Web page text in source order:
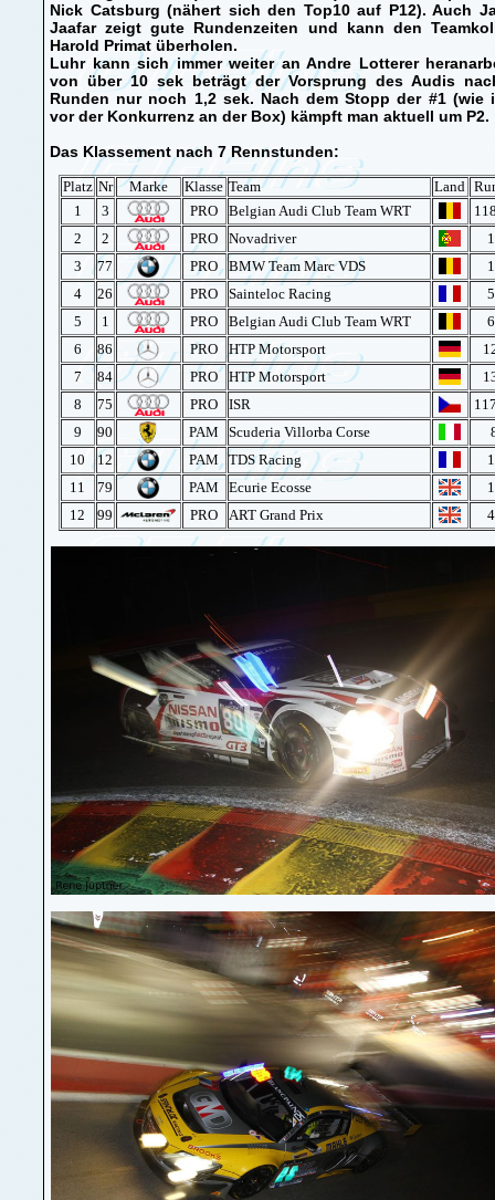
Nick Catsburg (nähert sich den Top10 auf P12). Auch
Jaafar zeigt gute Rundenzeiten und kann den
Harold Primat überholen.
Luhr kann sich immer weiter an Andre Lotterer
von über 10 sek beträgt der Vorsprung des Audis
Runden nur noch 1,2 sek. Nach dem Stopp der #1 (wie
vor der Konkurrenz an der Box) kämpft man aktuell um P2.
Das Klassement nach 7 Rennstunden:
Platz Nr Marke Klasse Team Land
1
3 PRO Belgian Audi Club Team WRT
2
2 PRO Novadriver
3
77 PRO BMW Team Marc VDS
4
26 PRO Sainteloc Racing
5
1 PRO Belgian Audi Club Team WRT
6
86 PRO HTP Motorsport
7
84 PRO HTP Motorsport
8
75 PRO ISR
9
90 PAM Scuderia Villorba Corse
10
12 PAM TDS Racing
11
79 PAM Ecurie Ecosse
12
99 PRO ART Grand Prix